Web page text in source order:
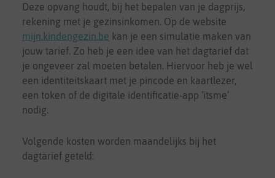
Deze opvang houdt, bij het bepalen van je dagprijs,
rekening met je gezinsinkomen. Op de website
mijn.kindengezin.be kan je een simulatie maken van
jouw tarief. Zo heb je een idee van het dagtarief dat
je ongeveer zal moeten betalen. Hiervoor heb je wel
een identiteitskaart met je pincode en kaartlezer,
een token of de digitale identificatie-app ‘itsme’
nodig.
Volgende kosten worden maandelijks bij het
dagtarief geteld: